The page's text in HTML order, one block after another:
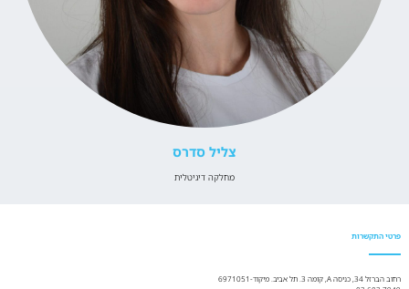
צליל סדרס
מחלקה דיגיטלית
פרטי התקשרות
רחוב הברזל 34, כניסה A, קומה 3. תל אביב. מיקוד-6971051